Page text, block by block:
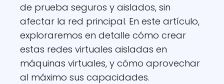
de prueba seguros y aislados, sin
afectar la red principal. En este artículo,
exploraremos en detalle cómo crear
estas redes virtuales aisladas en
máquinas virtuales, y cómo aprovechar
al máximo sus capacidades.